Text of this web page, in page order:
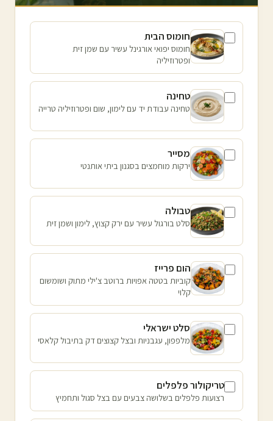
חומוס הבית
חומוס יפואי אורגינל עשיר עם שמן זית
ופטרוזיליה
טחינה
טחינה עבודת יד עם לימון, שום ופטרוזיליה טרייה
מסייר
ירקות מוחמצים בסגנון ביתי אותנטי
טבולה
סלט בורגול עשיר עם ירק קצוץ, לימון ושמן זית
הום פרייז
קוביות בטטה אפויות ברוטב צ'ילי מתוק ושומשום
קלוי
סלט ישראלי
מלפפון, עגבניות ובצל קצוצים דק בתיבול קלאסי
טריקולור פלפלים
רצועות פלפלים בשלושה צבעים עם בצל סגול ותחמיץ